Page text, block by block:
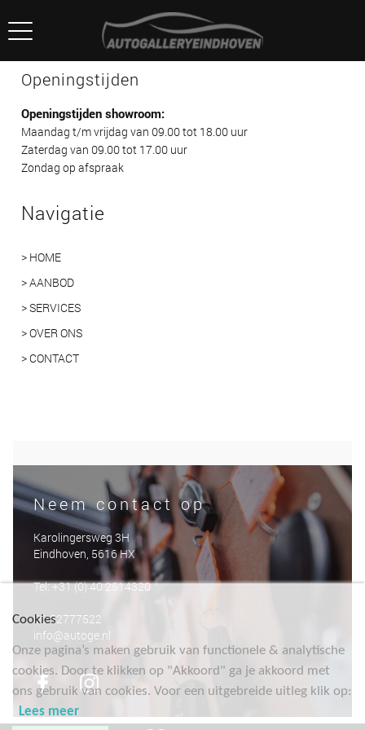
Openingstijden
Openingstijden showroom:
Maandag t/m vrijdag van 09.00 tot 18.00 uur
Zaterdag van 09.00 tot 17.00 uur
Zondag op afspraak
Navigatie
> HOME
> AANBOD
> SERVICES
> OVER ONS
> CONTACT
Neem contact op
Karolingersweg 3H
Eindhoven, 5616 HX
Tel: +31 (0) 40 2514320
06-52777522
info@autoge.nl
Cookies
Onze pagina’s maken gebruik van functionele & analytische
cookies. Door te klikken op "Akkoord" ga je akkoord met
ons gebruik van cookies. Voor een uitgebreide uitleg klik op:
Lees meer